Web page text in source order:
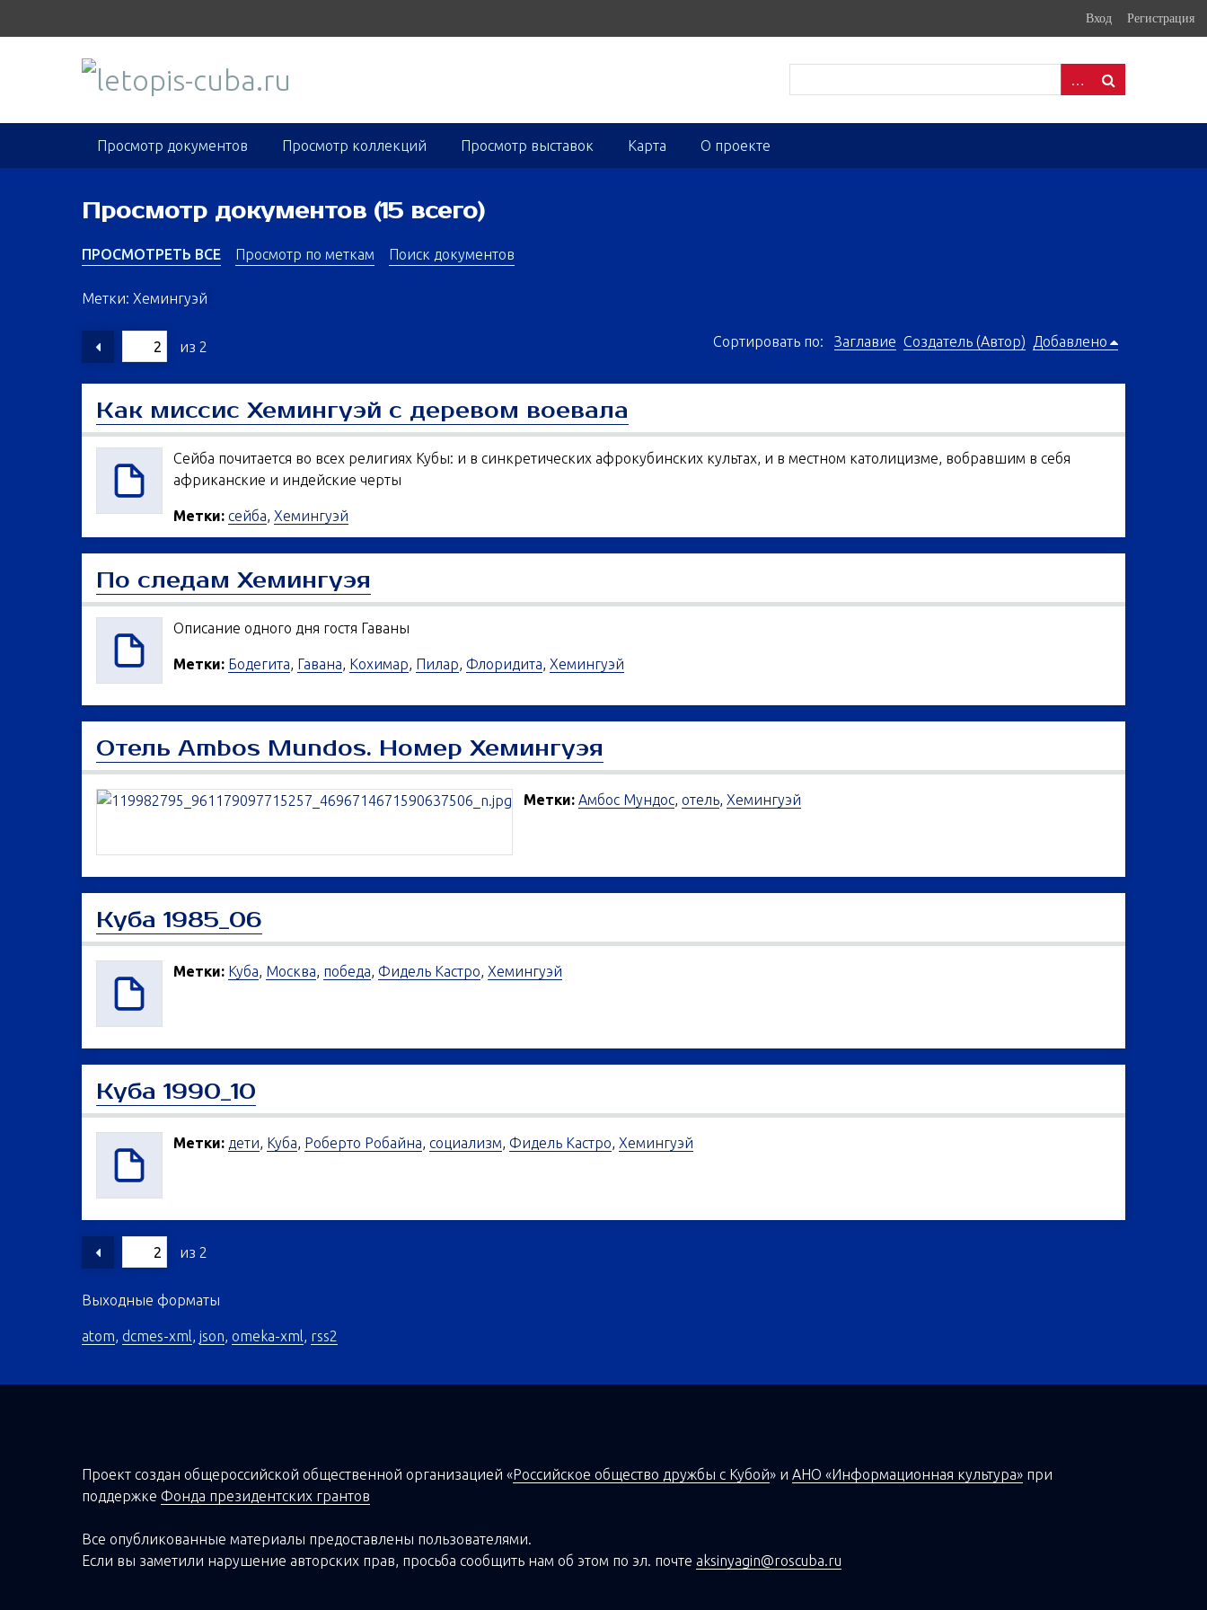
Вход Регистрация
Просмотр документов Просмотр коллекций Просмотр выставок Карта О проекте
Просмотр документов (15 всего)
ПРОСМОТРЕТЬ ВСЕ Просмотр по меткам Поиск документов
Метки: Хемингуэй
из 2 Сортировать по: Заглавие Создатель (Автор) Добавлено
Как миссис Хемингуэй с деревом воевала
Сейба почитается во всех религиях Кубы: и в синкретических афрокубинских культах, и в местном католицизме, вобравшим в себя
африканские и индейские черты
Метки: сейба,Хемингуэй
По следам Хемингуэя
Описание одного дня гостя Гаваны
Метки: Бодегита, Гавана, Кохимар, Пилар,Флоридита,Хемингуэй
Отель Ambos Mundos. Номер Хемингуэя
Метки: Амбос Мундос,отель,Хемингуэй
Куба 1985_06
Метки: Куба, Москва, победа,Фидель Кастро,Хемингуэй
Куба 1990_10
Метки: дети, Куба, Роберто Робайна,социализм,Фидель Кастро,Хемингуэй
из 2
Выходные форматы
atom,dcmes-xml,json,omeka-xml, rss2
Проект создан общероссийской общественной организацией«Российское общество дружбы с Кубой» иАНО «Информационная культура» при
поддержкеФонда президентских грантов
Все опубликованные материалы предоставлены пользователями.
Если вы заметили нарушение авторских прав, просьба сообщить нам об этом по эл. почте aksinyagin@roscuba.ru